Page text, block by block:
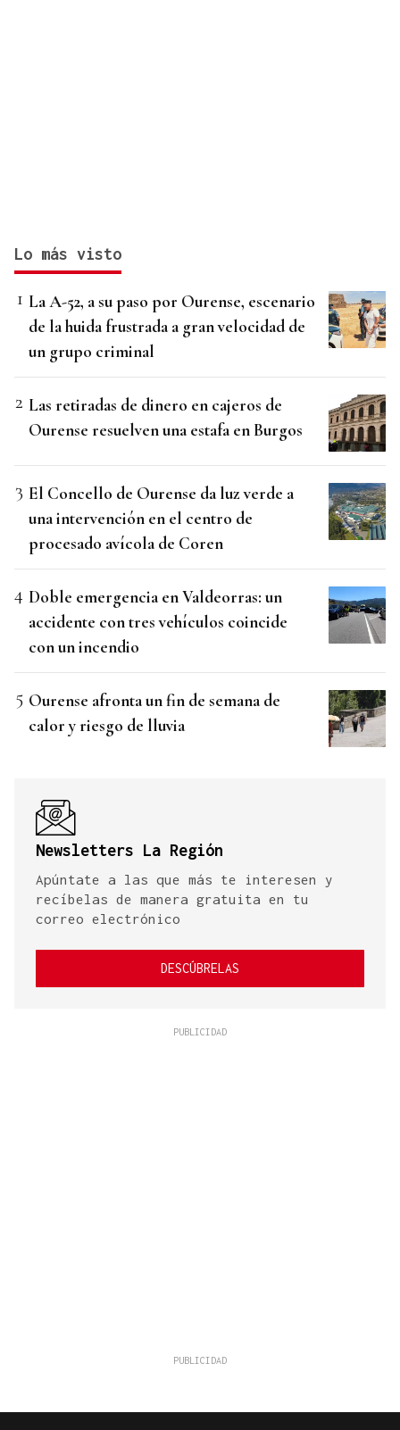
Lo más visto
La A-52, a su paso por Ourense, escenario
de la huida frustrada a gran velocidad de
un grupo criminal
Las retiradas de dinero en cajeros de
Ourense resuelven una estafa en Burgos
El Concello de Ourense da luz verde a
una intervención en el centro de
procesado avícola de Coren
Doble emergencia en Valdeorras: un
accidente con tres vehículos coincide
con un incendio
Ourense afronta un fin de semana de
calor y riesgo de lluvia
Newsletters La Región
Apúntate a las que más te interesen y
recíbelas de manera gratuita en tu
correo electrónico
DESCÚBRELAS